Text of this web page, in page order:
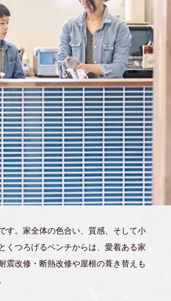
す。家全体の色合い、質感、そして小
くつろげるベンチからは、愛着ある家
震改修・断熱改修や屋根の葺き替えも